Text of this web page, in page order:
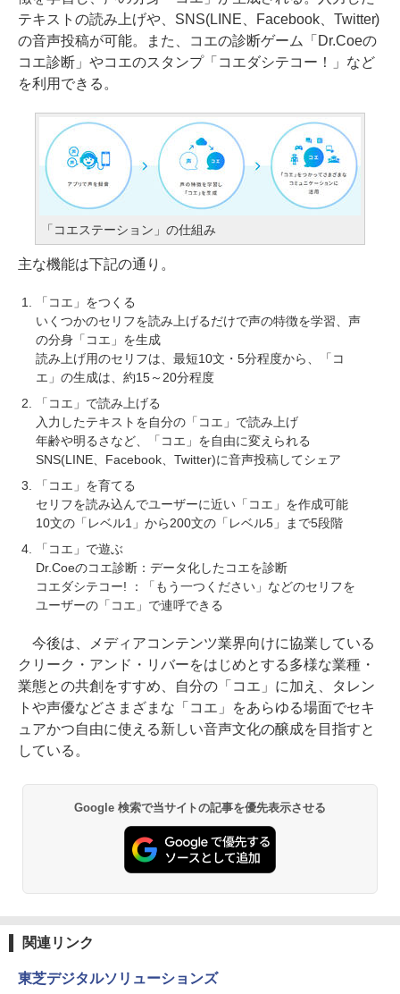
テキストの読み上げや、SNS(LINE、Facebook、Twitter)
の音声投稿が可能。また、コエの診断ゲーム「Dr.Coeの
コエ診断」やコエのスタンプ「コエダシテコー！」など
を利用できる。
「コエステーション」の仕組み
主な機能は下記の通り。
「コエ」をつくる
いくつかのセリフを読み上げるだけで声の特徴を学習、声
の分身「コエ」を生成
読み上げ用のセリフは、最短10文・5分程度から、「コ
エ」の生成は、約15～20分程度
「コエ」で読み上げる
入力したテキストを自分の「コエ」で読み上げ
年齢や明るさなど、「コエ」を自由に変えられる
SNS(LINE、Facebook、Twitter)に音声投稿してシェア
「コエ」を育てる
セリフを読み込んでユーザーに近い「コエ」を作成可能
10文の「レベル1」から200文の「レベル5」まで5段階
「コエ」で遊ぶ
Dr.Coeのコエ診断：データ化したコエを診断
コエダシテコー! ：「もう一つください」などのセリフを
ユーザーの「コエ」で連呼できる
今後は、メディアコンテンツ業界向けに協業している
クリーク・アンド・リバーをはじめとする多様な業種・
業態との共創をすすめ、自分の「コエ」に加え、タレン
トや声優などさまざまな「コエ」をあらゆる場面でセキ
ュアかつ自由に使える新しい音声文化の醸成を目指すと
している。
Google 検索で当サイトの記事を優先表示させる
関連リンク
東芝デジタルソリューションズ